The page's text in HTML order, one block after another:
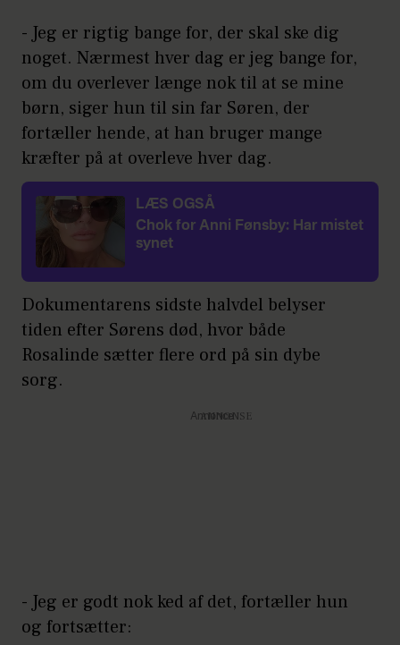
- Jeg er rigtig bange for, der skal ske dig
noget. Nærmest hver dag er jeg bange for,
om du overlever længe nok til at se mine
børn, siger hun til sin far Søren, der
fortæller hende, at han bruger mange
kræfter på at overleve hver dag.
LÆS OGSÅ
Chok for Anni Fønsby: Har mistet
synet
Dokumentarens sidste halvdel belyser
tiden efter Sørens død, hvor både
Rosalinde sætter flere ord på sin dybe
sorg.
Annonce
- Jeg er godt nok ked af det, fortæller hun
og fortsætter: